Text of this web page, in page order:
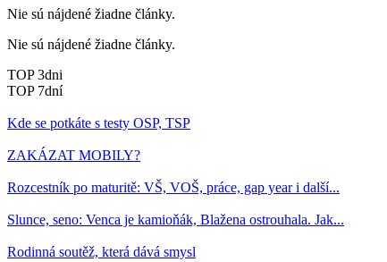
Nie sú nájdené žiadne články.
Nie sú nájdené žiadne články.
TOP 3dni
TOP 7dní
Kde se potkáte s testy OSP, TSP
ZAKÁZAT MOBILY?
Rozcestník po maturitě: VŠ, VOŠ, práce, gap year i další...
Slunce, seno: Venca je kamioňák, Blažena ostrouhala. Jak...
Rodinná soutěž, která dává smysl